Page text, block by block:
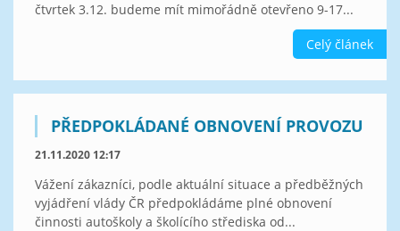
čtvrtek 3.12. budeme mít mimořádně otevřeno 9-17...
Celý článek
PŘEDPOKLÁDANÉ OBNOVENÍ PROVOZU
21.11.2020 12:17
Vážení zákazníci, podle aktuální situace a předběžných
vyjádření vlády ČR předpokládáme plné obnovení
činnosti autoškoly a školícího střediska od...